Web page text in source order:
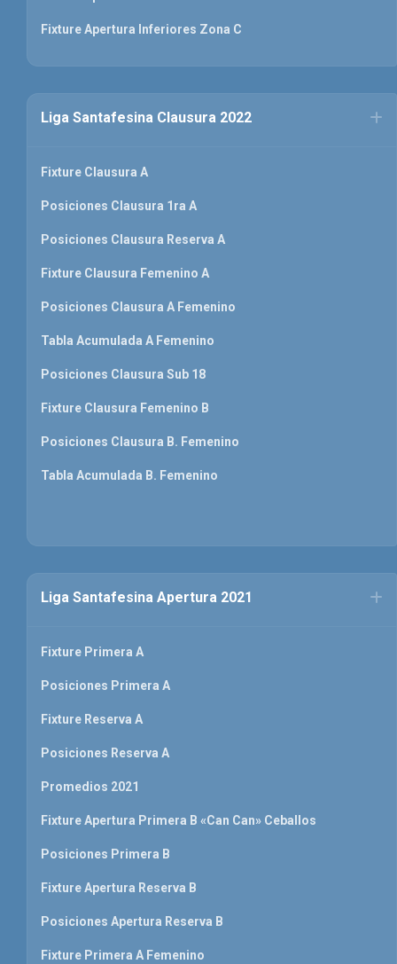
Fixture Apertura Inferiores Zona C
Liga Santafesina Clausura 2022
Fixture Clausura A
Posiciones Clausura 1ra A
Posiciones Clausura Reserva A
Fixture Clausura Femenino A
Posiciones Clausura A Femenino
Tabla Acumulada A Femenino
Posiciones Clausura Sub 18
Fixture Clausura Femenino B
Posiciones Clausura B. Femenino
Tabla Acumulada B. Femenino
Liga Santafesina Apertura 2021
Fixture Primera A
Posiciones Primera A
Fixture Reserva A
Posiciones Reserva A
Promedios 2021
Fixture Apertura Primera B «Can Can» Ceballos
Posiciones Primera B
Fixture Apertura Reserva B
Posiciones Apertura Reserva B
Fixture Primera A Femenino